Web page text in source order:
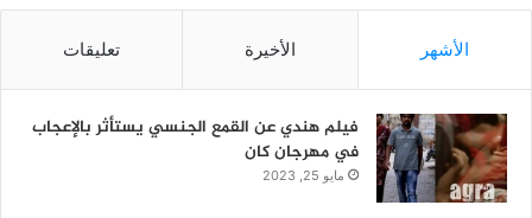
الأشهر الأخيرة تعليقات
فيلم هندي عن القمع الجنسي يستأثر بالإعجاب
في مهرجان كان
مايو 25, 2023